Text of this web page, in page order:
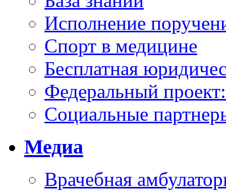
Исполнение
Спорт в медицине
Бесплатная
Федеральный
Социальные
Медиа
Врачебная